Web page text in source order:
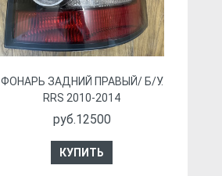
ФOНАРЬ ЗАДНИЙ ПРАВЫЙ/ Б/У.
RRS 2010-2014
руб.12500
КУПИТЬ